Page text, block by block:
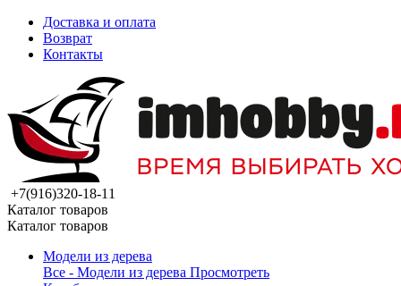
Доставка и оплата
Возврат
Контакты
+7(916)320-18-11
Каталог товаров
Каталог товаров
Модели из дерева
Все - Модели из дерева Просмотреть